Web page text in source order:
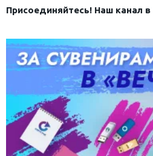
Присоединяйтесь! Наш канал в